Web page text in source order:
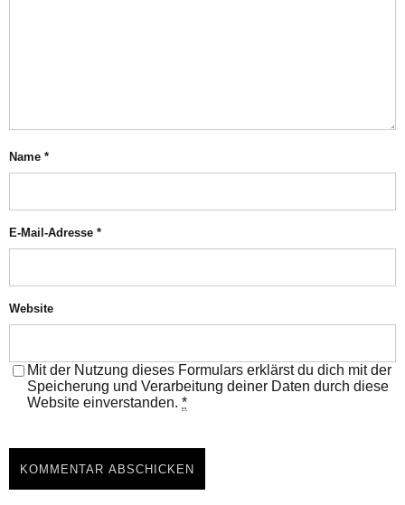
Name *
E-Mail-Adresse *
Website
Mit der Nutzung dieses Formulars erklärst du dich mit der
Speicherung und Verarbeitung deiner Daten durch diese
Website einverstanden. *